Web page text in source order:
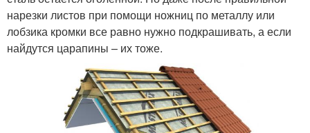
нарезки листов при помощи ножниц по металлу или
лобзика кромки все равно нужно подкрашивать, а если
найдутся царапины – их тоже.